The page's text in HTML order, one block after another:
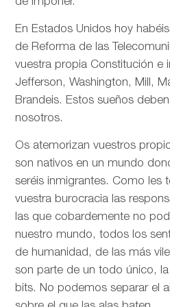
En Estados Unidos hoy
de Reforma de las
vuestra propia Constitución e
Jefferson, Washington, Mill,
Brandeis. Estos sueños
nosotros.
Os atemorizan vuestros
son nativos en un mundo
seréis inmigrantes. Como les
vuestra burocracia las
las que cobardemente no
nuestro mundo, todos los
de humanidad, de las más
son parte de un todo único,
bits. No podemos separar el